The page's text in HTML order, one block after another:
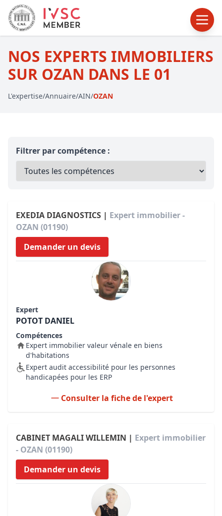
NOS EXPERTS IMMOBILIERS
SUR OZAN DANS LE 01
L'expertise/Annuaire/AIN/OZAN
Filtrer par compétence :
EXEDIA DIAGNOSTICS | Expert immobilier -
OZAN (01190)
Demander un devis
Expert
POTOT DANIEL
Compétences
Expert immobilier valeur vénale en biens
d'habitations
Expert audit accessibilité pour les personnes
handicapées pour les ERP
Consulter la fiche de l'expert
CABINET MAGALI WILLEMIN | Expert immobilier
- OZAN (01190)
Demander un devis